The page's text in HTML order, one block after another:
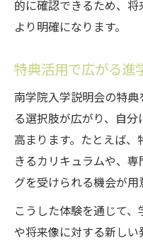
的に確認できるため、
より明確になります。
特典活用で広がる進
南学院入学説明会の特
る選択肢が広がり、自
高まります。たとえば、
きるカリキュラムや、
グを受けられる機会が用
こうした体験を通じて
や将来像に対する新し